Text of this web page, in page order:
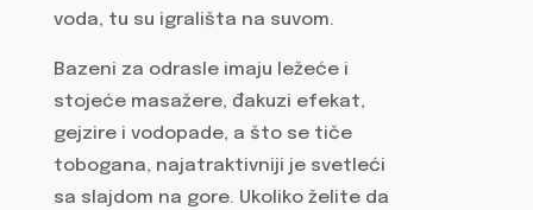
voda, tu su igrališta na suvom.
Bazeni za odrasle imaju ležeće i
stojeće masažere, đakuzi efekat,
gejzire i vodopade, a što se tiče
tobogana, najatraktivniji je svetleći
sa slajdom na gore. Ukoliko želite da